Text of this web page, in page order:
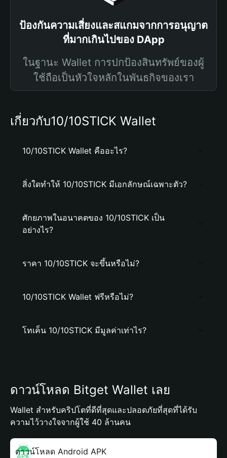
ป้องกันความเสี่ยงและสแกมจากการอนุญาต
ที่มากเกินไปของ DApp
ในฐานะ Wallet การปกป้องสินทรัพย์ของผู้
ใช้ถือเป็นหัวใจหลักในพันธกิจของเรา
เกี่ยวกับ10/10STICK Wallet
10/10STICK Wallet คืออะไร?
สิ่งใดทำให้ 10/10STICK มีเอกลักษณ์เฉพาะตัว?
ศักยภาพในอนาคตของ 10/10STICK เป็น
อย่างไร?
ราคา 10/10STICK จะขึ้นหรือไม่?
10/10STICK Wallet ฟรีหรือไม่?
โทเค็น 10/10STICK มีมูลค่าเท่าไร?
ดาวน์โหลด Bitget Wallet เลย
Wallet สำหรับคริปโตที่ดีที่สุดและปลอดภัยที่สุดที่ได้รับ
ความไว้วางใจจากผู้ใช้ 40 ล้านคน
ดาวน์โหลด Android APK